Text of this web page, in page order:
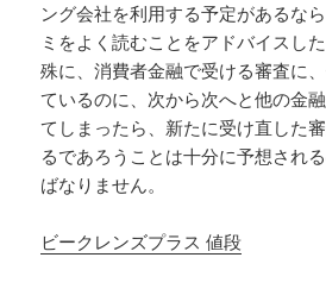
ング会社を利用する予定があるな
ミをよく読むことをアドバイスした
殊に、消費者金融で受ける審査に
ているのに、次から次へと他の金
てしまったら、新たに受け直した
るであろうことは十分に予想され
ばなりません。
ビークレンズプラス 値段